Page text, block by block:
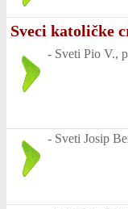
Sveci katoličke
- Sveti Pio V.,
- Sveti Josip